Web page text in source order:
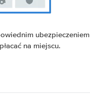
ubezpieczeniem
na miejscu.